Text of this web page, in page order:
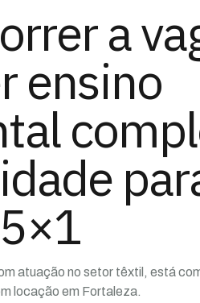
a
ensino
atuação no setor têxtil, está
locação em Fortaleza.